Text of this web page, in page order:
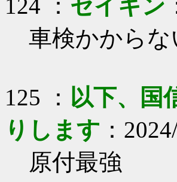
124 ： セイキン
車検かから
125 ： 以下、国
りします ：
原付最強